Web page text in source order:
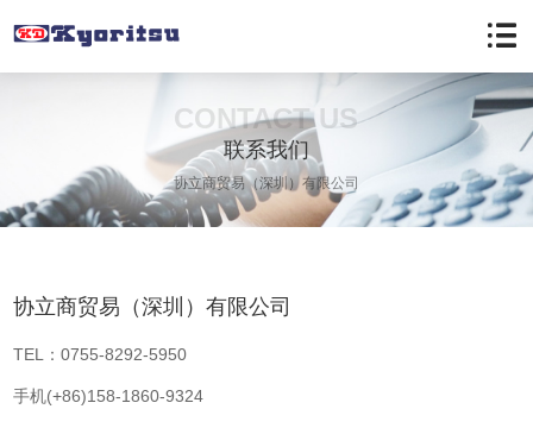
CONTACT US
联系我们
协立商贸易（深圳）有限公司
协立商贸易（深圳）有限公司
TEL：0755-8292-5950
手机(+86)158‐1860‐9324